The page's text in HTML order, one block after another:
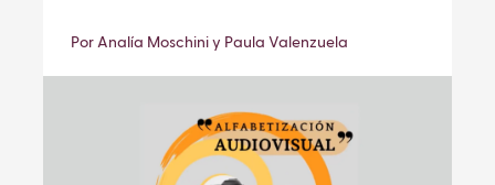
Por Analía Moschini y Paula Valenzuela